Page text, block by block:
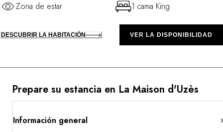
Prepare su estancia en La Maison d'Uzès
Información general
Zona de estar 1 cama King
DESCUBRIR LA HABITACIÓN VER LA DISPONIBILIDAD